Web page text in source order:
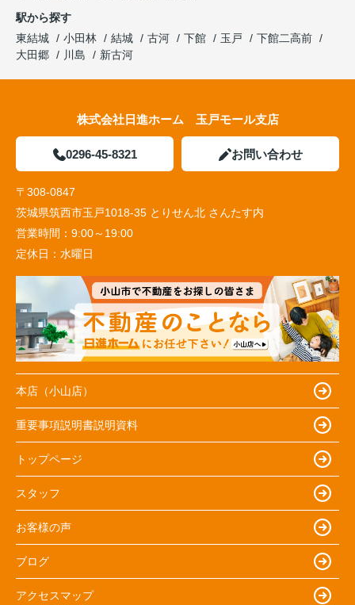
駅から探す
東結城
小田林 結城 古河 下館 玉戸
下館二高前
大田郷
川島 新古河
株式会社日進ホーム 玉戸モール支店
0296-45-8321 お問い合わせ
〒308-0847
茨城県筑西市玉戸1018-35 とりせん北 さんたす内
営業時間： 9:00～19:00
定休日： 水曜日
本店（小山店）
重要事項説明書説明資料
トップページ
スタッフ
お客様の声
ブログ
アクセスマップ